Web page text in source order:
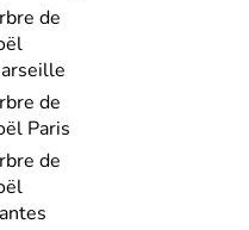
de
de
Paris
de